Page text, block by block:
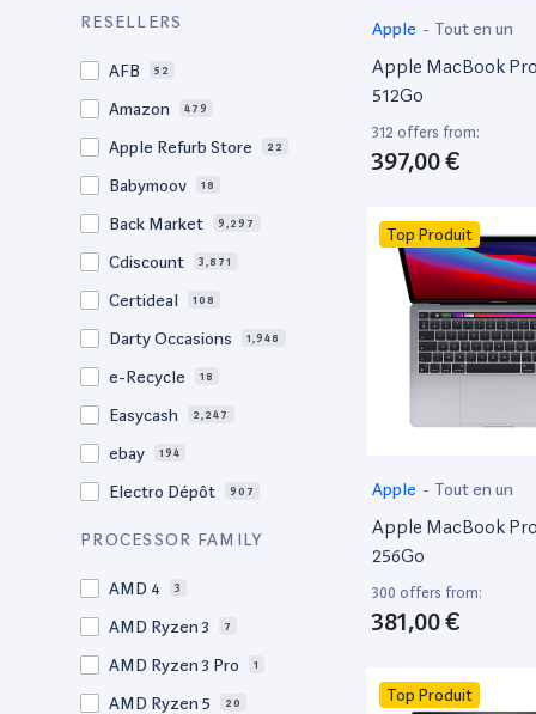
21,5"
15.5" 1
15,4"
15.4" 68
15.3" 2
15" 203
RESELLERS
AFB 52
Amazon 479
Apple Refurb Store 22
Babymoov 18
Back Market 9,297
Cdiscount 3,871
Certideal 108
Darty Occasions 1,948
e-Recycle 18
Easycash 2,247
ebay 194
Electro Dépôt 907
Factorefurb
PROCESSOR FAMILY
AMD 4 3
AMD Ryzen 3 7
AMD Ryzen 3 Pro 1
AMD Ryzen 5 20
Apple - Tout en un
Apple MacBook Pro
512Go
312 offers from:
397,00 €
Top Produit
Apple - Tout en un
Apple MacBook Pro
256Go
300 offers from:
381,00 €
Top Produit